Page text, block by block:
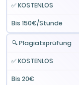
✅ KOSTENLOS
Bis 150€/Stunde
🔍 Plagiatsprüfung
✅ KOSTENLOS
Bis 20€